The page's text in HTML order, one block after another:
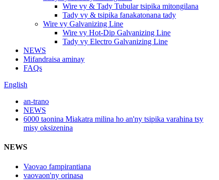
Wire vy & Tady Tubular tsipika mitongilana
Tady vy & tsipika fanakatonana tady
Wire vy Galvanizing Line
Wire vy Hot-Dip Galvanizing Line
Tady vy Electro Galvanizing Line
NEWS
Mifandraisa aminay
FAQs
English
an-trano
NEWS
6000 taonina Miakatra milina ho an'ny tsipika varahina tsy
misy oksizenina
NEWS
Vaovao fampirantiana
vaovaon'ny orinasa